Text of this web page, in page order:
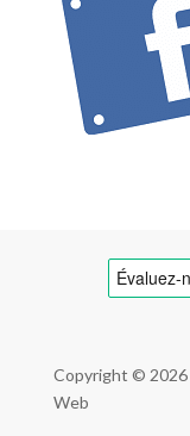
Copyright © 2026
Web